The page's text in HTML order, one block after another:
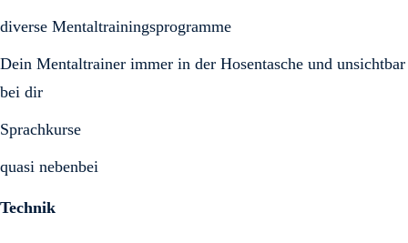
diverse Mentaltrainingsprogramme
Dein Mentaltrainer immer in der Hosentasche und unsichtbar
bei dir
Sprachkurse
quasi nebenbei
Technik